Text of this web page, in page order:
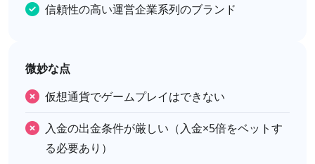
信頼性の高い運営企業系列のブランド
微妙な点
仮想通貨でゲームプレイはできない
入金の出金条件が厳しい（入金×5倍をベットす
る必要あり）